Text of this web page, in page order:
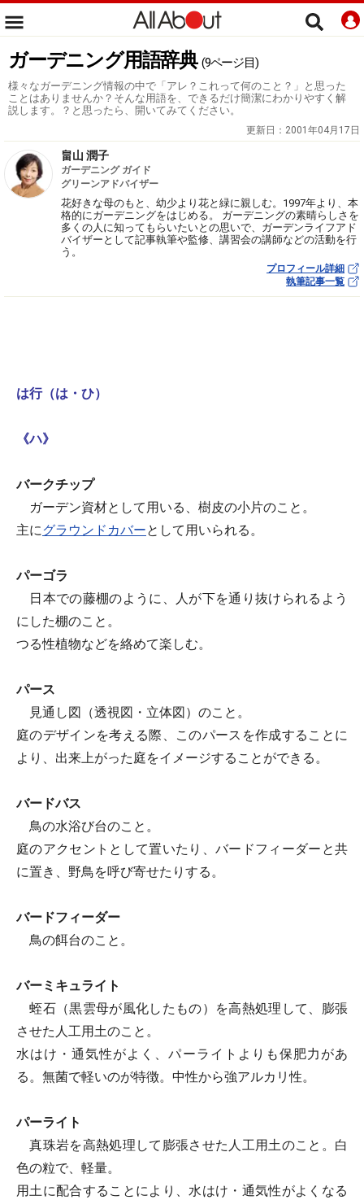
ガーデニング用語辞典 (9ページ目)
様々なガーデニング情報の中で「アレ？これって何のこと？」と思った
ことはありませんか？そんな用語を、できるだけ簡潔にわかりやすく解
説します。？と思ったら、開いてみてください。
更新日： 2001年04月17日
畠山 潤子
ガーデニング ガイド
グリーンアドバイザー
花好きな母のもと、幼少より花と緑に親しむ。1997年より、本
格的にガーデニングをはじめる。 ガーデニングの素晴らしさを
多くの人に知ってもらいたいとの思いで、ガーデンライフアド
バイザーとして記事執筆や監修、講習会の講師などの活動を行
う。
プロフィール詳細
執筆記事一覧
は行（は・ひ）
《ハ》
バークチップ
ガーデン資材として用いる、樹皮の小片のこと。
主にグラウンドカバーとして用いられる。
パーゴラ
日本での藤棚のように、人が下を通り抜けられるよう
にした棚のこと。
つる性植物などを絡めて楽しむ。
パース
見通し図（透視図・立体図）のこと。
庭のデザインを考える際、このパースを作成することに
より、出来上がった庭をイメージすることができる。
バードバス
鳥の水浴び台のこと。
庭のアクセントとして置いたり、バードフィーダーと共
に置き、野鳥を呼び寄せたりする。
バードフィーダー
鳥の餌台のこと。
バーミキュライト
蛭石（黒雲母が風化したもの）を高熱処理して、膨張
させた人工用土のこと。
水はけ・通気性がよく、パーライトよりも保肥力があ
る。無菌で軽いのが特徴。中性から強アルカリ性。
パーライト
真珠岩を高熱処理して膨張させた人工用土のこと。白
色の粒で、軽量。
用土に配合することにより、水はけ・通気性がよくなる